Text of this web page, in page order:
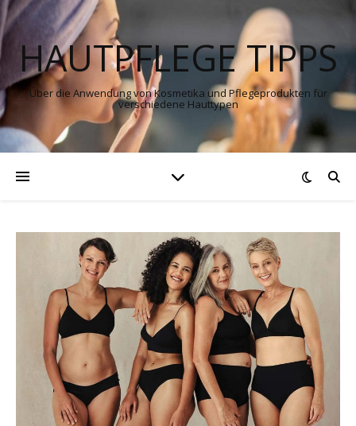
HAUTPFLEGE TIPPS
Über die Anwendung von Kosmetika und Pflegeprodukten für
verschiedene Hauttypen